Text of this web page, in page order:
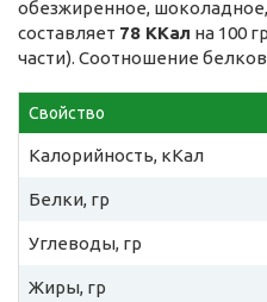
обезжиренное,
составляет 78 ККал на 100
части). Соотношение
Свойство
Калорийность, кКал
Белки, гр
Углеводы, гр
Жиры, гр